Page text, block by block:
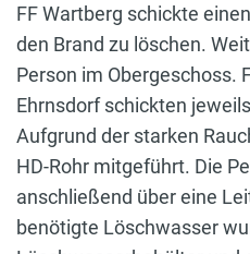
FF Wartberg schickte
den Brand zu löschen.
Person im Obergeschoss.
Ehrnsdorf schickten
Aufgrund der starken
HD-Rohr mitgeführt. Die
anschließend über eine
benötigte Löschwasser